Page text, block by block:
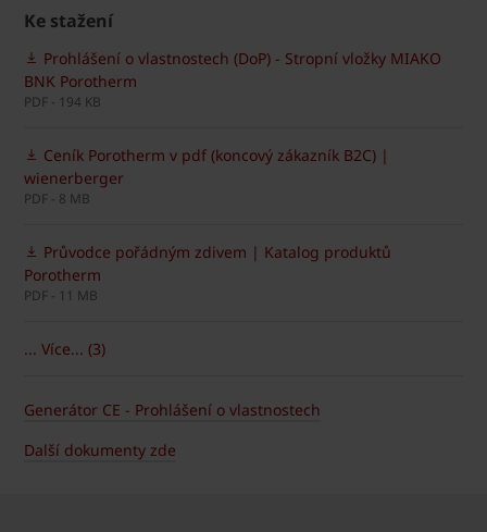
Ke stažení
Prohlášení o vlastnostech (DoP) - Stropní vložky MIAKO
BNK Porotherm
PDF - 194 KB
Ceník Porotherm v pdf (koncový zákazník B2C) |
wienerberger
PDF - 8 MB
Průvodce pořádným zdivem | Katalog produktů
Porotherm
PDF - 11 MB
... Více... (3)
Generátor CE - Prohlášení o vlastnostech
Další dokumenty zde